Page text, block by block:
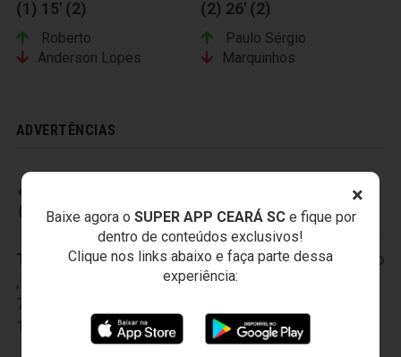
×
Baixe agora o SUPER APP CEARÁ SCe fique por
dentro de conteúdos exclusivos!
Clique nos links abaixo e faça parte dessa
experiência:
(1) 15' (2)
Roberto
Anderson Lopes
(2) 26' (2)
Paulo Sérgio
Marquinhos
ADVERTÊNCIAS
CEARÁ SPORTING CLUB
Titulares:1-Luís Carlos,2-Samuel Xavier,3-Sandro
,
5-João Marcos,6-Vicente
7-Marcus Vinícius
11-Magno Alves